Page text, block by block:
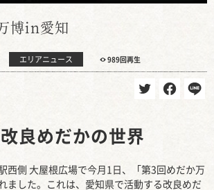
博in愛知
エリアニュース 989回再生
良めだかの世界
西側 大屋根広場で今月1日、「第3回めだか万
ました。これは、愛知県で活動する改良めだ